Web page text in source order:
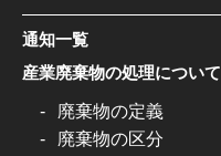
通知一覧
産業廃棄物の処理について
廃棄物の定義
廃棄物の区分